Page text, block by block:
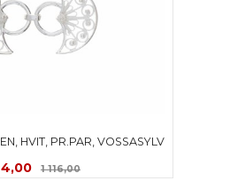
HVIT, PR.PAR, VOSSASYLV
1 116,00Rabatt